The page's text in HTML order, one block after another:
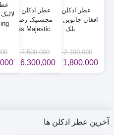
عطر ادکلن بلک
افغان جانوین جکوینز
بلک
2,100,000 تومان
قیمت
1,800,000
تومان
قیمت
عطر ادکلن هوس
مجستیک رصاصی |
Hawas Majestic
7,500,000 تومان
قیمت
6,300,000
تومان
قیمت
آخرین عطر ادکلن ها